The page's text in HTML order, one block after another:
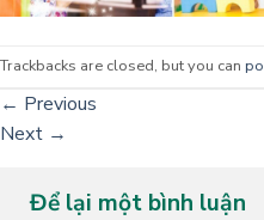
Trackbacks are closed, but you can
← Previous
Next →
Để lại một bình luận